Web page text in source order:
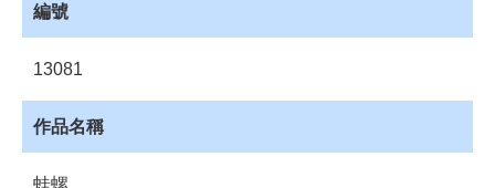
網
站
購
編號
13081
作品名稱
蛙螺